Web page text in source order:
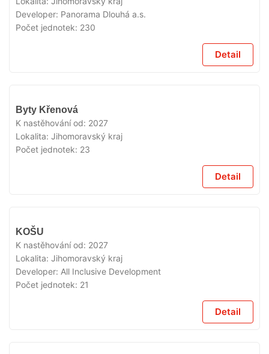
Developer: Panorama Dlouhá a.s.
Počet jednotek: 230
Detail
Byty Křenová
K nastěhování od: 2027
Lokalita: Jihomoravský kraj
Počet jednotek: 23
Detail
KOŠU
K nastěhování od: 2027
Lokalita: Jihomoravský kraj
Developer: All Inclusive Development
Počet jednotek: 21
Detail